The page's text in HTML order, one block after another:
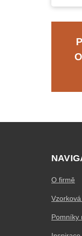
O firmě
Pomníky